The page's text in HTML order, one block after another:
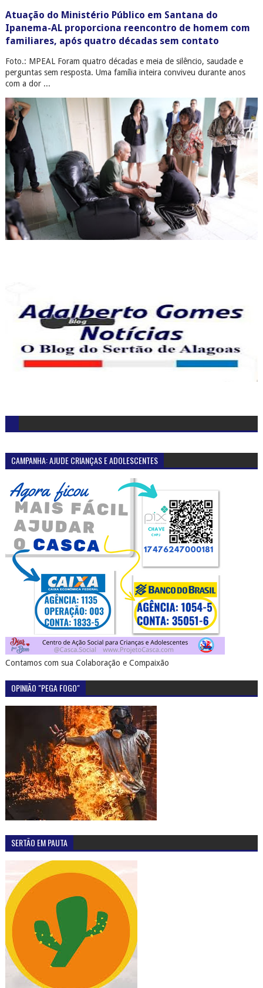
Atuação do Ministério Público em Santana do
Ipanema-AL proporciona reencontro de homem com
familiares, após quatro décadas sem contato
Foto.: MPEAL Foram quatro décadas e meia de silêncio, saudade e
perguntas sem resposta. Uma família inteira conviveu durante anos
com a dor ...
CAMPANHA: AJUDE CRIANÇAS E ADOLESCENTES
Contamos com sua Colaboração e Compaixão
OPINIÃO "PEGA FOGO"
SERTÃO EM PAUTA